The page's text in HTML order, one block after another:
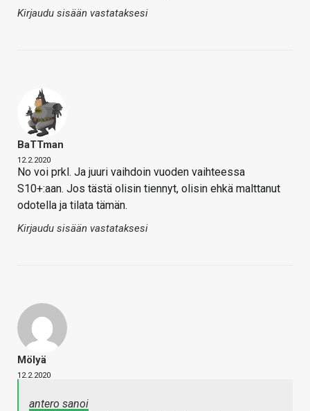
Kirjaudu sisään vastataksesi
BaTTman
12.2.2020
No voi prkl. Ja juuri vaihdoin vuoden vaihteessa
S10+:aan. Jos tästä olisin tiennyt, olisin ehkä malttanut
odotella ja tilata tämän.
Kirjaudu sisään vastataksesi
Mölyä
12.2.2020
antero sanoi